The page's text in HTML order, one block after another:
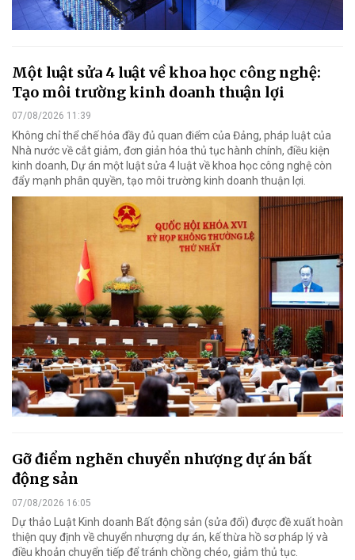
Một luật sửa 4 luật về khoa học công nghệ:
Tạo môi trường kinh doanh thuận lợi
07/08/2026 11:39
Không chỉ thể chế hóa đầy đủ quan điểm của Đảng, pháp luật của
Nhà nước về cắt giảm, đơn giản hóa thủ tục hành chính, điều kiện
kinh doanh, Dự án một luật sửa 4 luật về khoa học công nghệ còn
đẩy mạnh phân quyền, tạo môi trường kinh doanh thuận lợi.
Gỡ điểm nghẽn chuyển nhượng dự án bất
động sản
07/08/2026 16:05
Dự thảo Luật Kinh doanh Bất động sản (sửa đổi) được đề xuất hoàn
thiện quy định về chuyển nhượng dự án, kế thừa hồ sơ pháp lý và
điều khoản chuyển tiếp để tránh chồng chéo, giảm thủ tục.